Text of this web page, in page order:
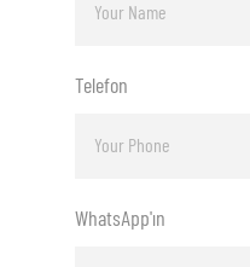
Telefon
WhatsApp'ın